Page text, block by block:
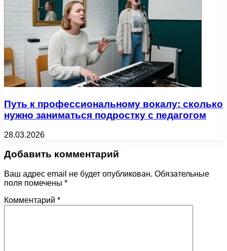
Путь к профессиональному вокалу: сколько
нужно заниматься подростку с педагогом
28.03.2026
Добавить комментарий
Ваш адрес email не будет опубликован. Обязательные
поля помечены *
Комментарий *